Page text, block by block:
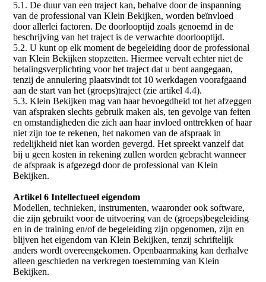
5.1. De duur van een traject kan, behalve door de inspanning
van de professional van Klein Bekijken, worden beïnvloed
door allerlei factoren. De doorlooptijd zoals genoemd in de
beschrijving van het traject is de verwachte doorlooptijd.
5.2. U kunt op elk moment de begeleiding door de professional
van Klein Bekijken stopzetten. Hiermee vervalt echter niet de
betalingsverplichting voor het traject dat u bent aangegaan,
tenzij de annulering plaatsvindt tot 10 werkdagen voorafgaand
aan de start van het (groeps)traject (zie artikel 4.4).
5.3. Klein Bekijken mag van haar bevoegdheid tot het afzeggen
van afspraken slechts gebruik maken als, ten gevolge van feiten
en omstandigheden die zich aan haar invloed onttrekken of haar
niet zijn toe te rekenen, het nakomen van de afspraak in
redelijkheid niet kan worden gevergd. Het spreekt vanzelf dat
bij u geen kosten in rekening zullen worden gebracht wanneer
de afspraak is afgezegd door de professional van Klein
Bekijken.
Artikel 6 Intellectueel eigendom
Modellen, technieken, instrumenten, waaronder ook software,
die zijn gebruikt voor de uitvoering van de (groeps)begeleiding
en in de training en/of de begeleiding zijn opgenomen, zijn en
blijven het eigendom van Klein Bekijken, tenzij schriftelijk
anders wordt overeengekomen. Openbaarmaking kan derhalve
alleen geschieden na verkregen toestemming van Klein
Bekijken.